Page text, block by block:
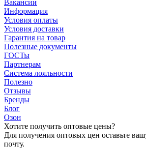
Вакансии
Информация
Условия оплаты
Условия доставки
Гарантия на товар
Полезные документы
ГОСТы
Партнерам
Система лояльности
Полезно
Отзывы
Бренды
Блог
Озон
Хотите получить оптовые цены?
Для получения оптовых цен оставьте
почту.